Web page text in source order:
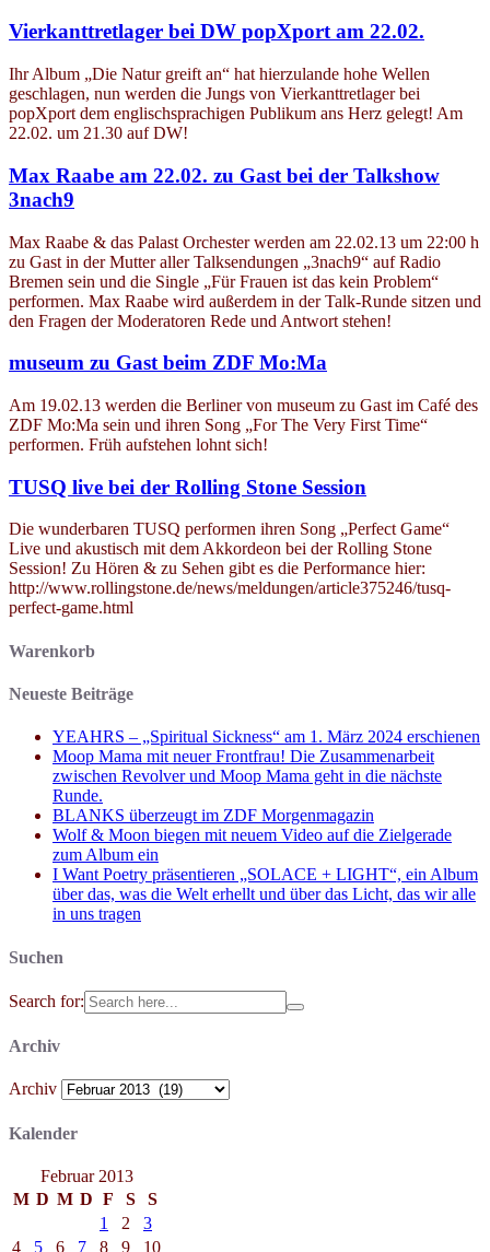
Vierkanttretlager bei DW popXport am 22.02.
Ihr Album „Die Natur greift an“ hat hierzulande hohe Wellen
geschlagen, nun werden die Jungs von Vierkanttretlager bei
popXport dem englischsprachigen Publikum ans Herz gelegt! Am
22.02. um 21.30 auf DW!
Max Raabe am 22.02. zu Gast bei der Talkshow
3nach9
Max Raabe & das Palast Orchester werden am 22.02.13 um 22:00 h
zu Gast in der Mutter aller Talksendungen „3nach9“ auf Radio
Bremen sein und die Single „Für Frauen ist das kein Problem“
performen. Max Raabe wird außerdem in der Talk-Runde sitzen und
den Fragen der Moderatoren Rede und Antwort stehen!
museum zu Gast beim ZDF Mo:Ma
Am 19.02.13 werden die Berliner von museum zu Gast im Café des
ZDF Mo:Ma sein und ihren Song „For The Very First Time“
performen. Früh aufstehen lohnt sich!
TUSQ live bei der Rolling Stone Session
Die wunderbaren TUSQ performen ihren Song „Perfect Game“
Live und akustisch mit dem Akkordeon bei der Rolling Stone
Session! Zu Hören & zu Sehen gibt es die Performance hier:
http://www.rollingstone.de/news/meldungen/article375246/tusq-
perfect-game.html
Warenkorb
Neueste Beiträge
YEAHRS – „Spiritual Sickness“ am 1. März 2024 erschienen
Moop Mama mit neuer Frontfrau! Die Zusammenarbeit
zwischen Revolver und Moop Mama geht in die nächste
Runde.
BLANKS überzeugt im ZDF Morgenmagazin
Wolf & Moon biegen mit neuem Video auf die Zielgerade
zum Album ein
I Want Poetry präsentieren „SOLACE + LIGHT“, ein Album
über das, was die Welt erhellt und über das Licht, das wir alle
in uns tragen
Suchen
Search for:
Archiv
Archiv
Kalender
Februar 2013
M D M D F S
S
1
2
3
4
5 6 7 8 9 10